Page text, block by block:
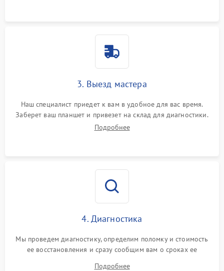
3. Выезд мастера
Наш специалист приедет к вам в удобное для вас время.
Заберет ваш планшет и привезет на склад для диагностики.
Подробнее
4. Диагностика
Мы проведем диагностику, определим поломку и стоимость
ее восстановления и сразу сообщим вам о сроках ее
Подробнее